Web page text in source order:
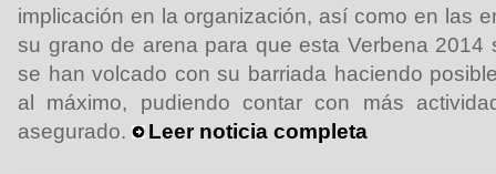
implicación en la organización, así como en las
su grano de arena para que esta Verbena 2014
se han volcado con su barriada haciendo
al máximo, pudiendo contar con más
asegurado.
Leer noticia completa